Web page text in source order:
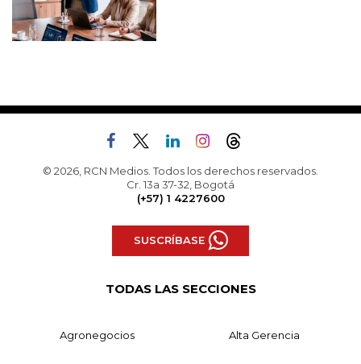
© 2026, RCN Medios. Todos los derechos reservados.
Cr. 13a 37-32, Bogotá
(+57) 1 4227600
SUSCRÍBASE
TODAS LAS SECCIONES
Agronegocios Alta Gerencia